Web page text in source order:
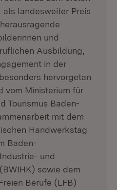
landesweiter Preis
und
Ausbildung,
in der
hervorgetan
vom Ministerium für
Tourismus Baden-
mit dem
Handwerkstag
Baden-
und
sowie dem
Berufe (LFB)